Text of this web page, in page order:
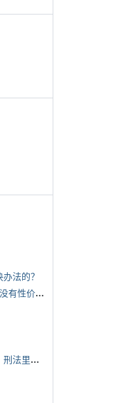
法的？
*
想请教有经验的蛋友，想给媳妇7夕买个跳蛋，有没有性价比高的推荐
*
有啥搞钱的路子吗，开源节流都行，主要是开源，刑法里的咱不做